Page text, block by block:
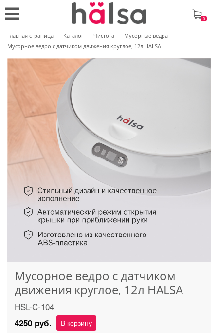
0
Главная страница Каталог Чистота
Мусорные ведра
Мусорное ведро с датчиком движения круглое, 12л HALSA
Мусорное ведро с датчиком
движения круглое, 12л HALSA
HSL-C-104
4250 руб. В корзину